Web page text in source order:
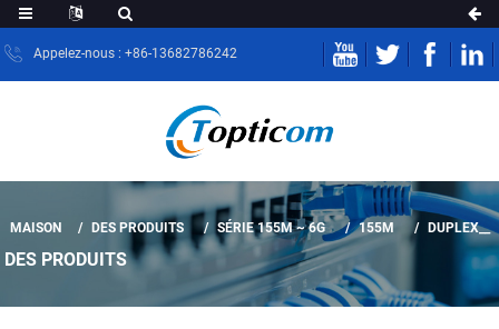
Appelez-nous : +86-13682786242
MAISON DES PRODUITS SÉRIE 155M ~ 6G 155M DUPLEX__
DES PRODUITS